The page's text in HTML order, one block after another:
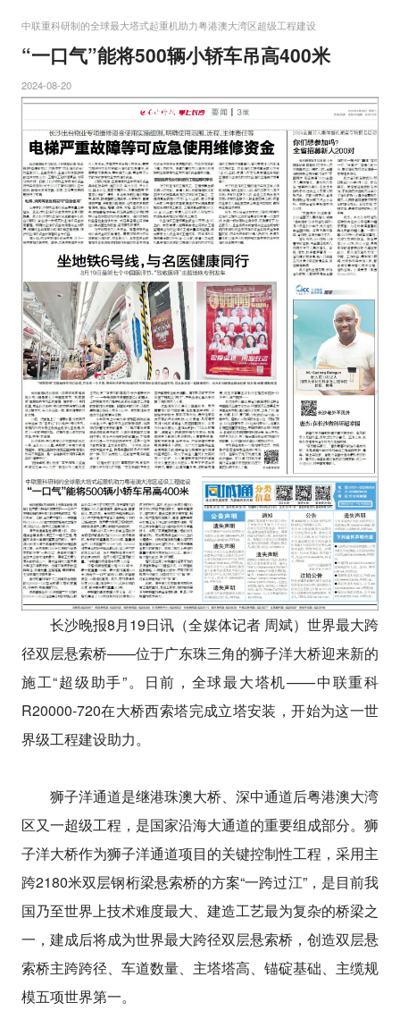
中联重科研制的全球最大塔式起重机助力粤港澳大湾区超级工程建设
“一口气”能将500辆小轿车吊高400米
2024-08-20
长沙晚报8月19日讯（全媒体记者 周斌）世界最大跨
径双层悬索桥——位于广东珠三角的狮子洋大桥迎来新的
施工“超级助手”。日前，全球最大塔机——中联重科
R20000-720在大桥西索塔完成立塔安装，开始为这一世
界级工程建设助力。
狮子洋通道是继港珠澳大桥、深中通道后粤港澳大湾
区又一超级工程，是国家沿海大通道的重要组成部分。狮
子洋大桥作为狮子洋通道项目的关键控制性工程，采用主
跨2180米双层钢桁梁悬索桥的方案“一跨过江”，是目前我
国乃至世界上技术难度最大、建造工艺最为复杂的桥梁之
一，建成后将成为世界最大跨径双层悬索桥，创造双层悬
索桥主跨跨径、车道数量、主塔塔高、锚碇基础、主缆规
模五项世界第一。